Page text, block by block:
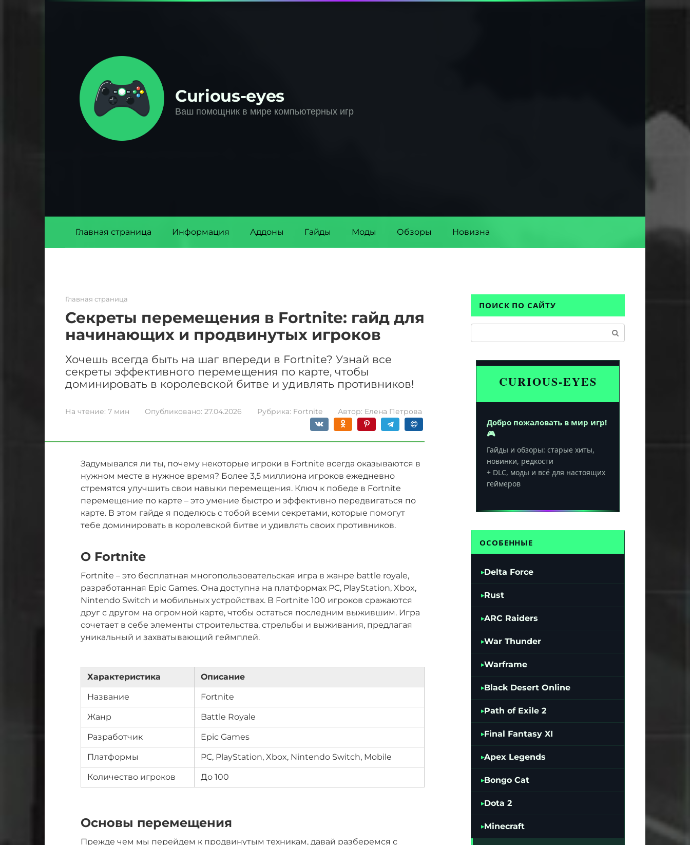
Curious-eyes
Ваш помощник в мире компьютерных игр
Главная страница Информация Аддоны Гайды Моды Обзоры Новизна
Главная страница
Секреты перемещения в Fortnite: гайд для
начинающих и продвинутых игроков
Хочешь всегда быть на шаг впереди в Fortnite? Узнай все
секреты эффективного перемещения по карте, чтобы
доминировать в королевской битве и удивлять противников!
На чтение: 7 мин Опубликовано: 27.04.2026 Рубрика: Fortnite Автор: Елена Петрова
Задумывался ли ты, почему некоторые игроки в Fortnite всегда оказываются в
нужном месте в нужное время? Более 3,5 миллиона игроков ежедневно
стремятся улучшить свои навыки перемещения. Ключ к победе в Fortnite
перемещение по карте – это умение быстро и эффективно передвигаться по
карте. В этом гайде я поделюсь с тобой всеми секретами, которые помогут
тебе доминировать в королевской битве и удивлять своих противников.
О Fortnite
Fortnite – это бесплатная многопользовательская игра в жанре battle royale,
разработанная Epic Games. Она доступна на платформах PC, PlayStation, Xbox,
Nintendo Switch и мобильных устройствах. В Fortnite 100 игроков сражаются
друг с другом на огромной карте, чтобы остаться последним выжившим. Игра
сочетает в себе элементы строительства, стрельбы и выживания, предлагая
уникальный и захватывающий геймплей.
Характеристика Описание
Название Fortnite
Жанр Battle Royale
Разработчик Epic Games
Платформы PC, PlayStation, Xbox, Nintendo Switch, Mobile
Количество игроков До 100
Основы перемещения
Прежде чем мы перейдем к продвинутым техникам, давай разберемся с
ПОИСК ПО САЙТУ
CURIOUS-EYES
Добро пожаловать в мир игр!
🎮
Гайды и обзоры: старые хиты,
новинки, редкости
+ DLC, моды и всё для настоящих
геймеров
ОСОБЕННЫЕ
Delta Force
Rust
ARC Raiders
War Thunder
Warframe
Black Desert Online
Path of Exile 2
Final Fantasy XI
Apex Legends
Bongo Cat
Dota 2
Minecraft